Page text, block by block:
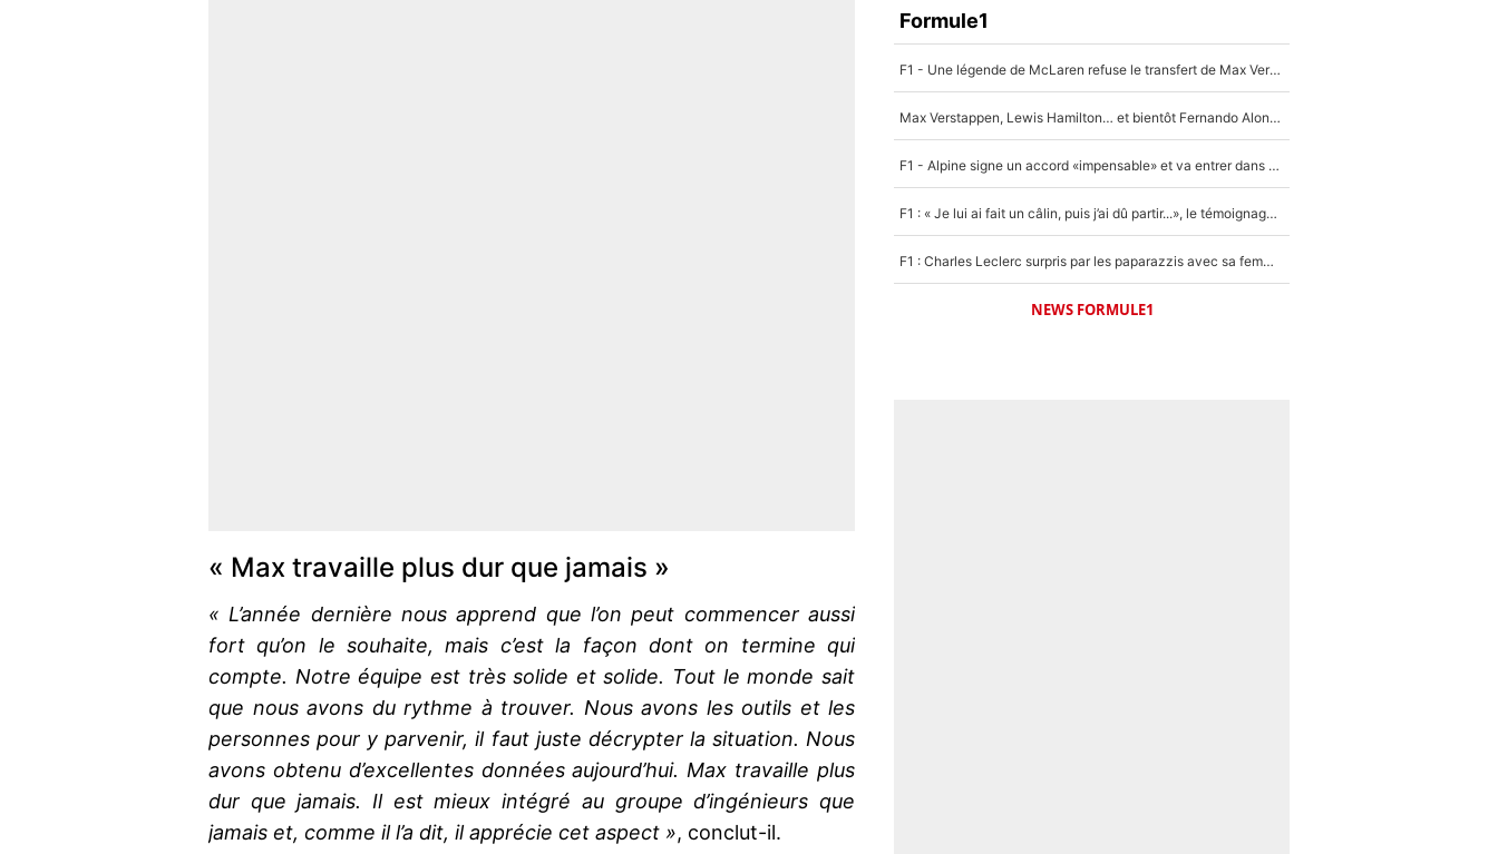
« Max travaille plus dur que jamais »
« L’année dernière nous apprend que l’on peut commencer aussi
fort qu’on le souhaite, mais c’est la façon dont on termine qui
compte. Notre équipe est très solide et solide. Tout le monde sait
que nous avons du rythme à trouver. Nous avons les outils et les
personnes pour y parvenir, il faut juste décrypter la situation. Nous
avons obtenu d’excellentes données aujourd’hui. Max travaille plus
dur que jamais. Il est mieux intégré au groupe d’ingénieurs que
jamais et, comme il l’a dit, il apprécie cet aspect », conclut-il.
Formule1
F1 - Une légende de McLaren refuse le transfert de Max Verstappen qui pourrait «faire des vagues» et plomber l'ambiance dans l'équipe
Max Verstappen, Lewis Hamilton… et bientôt Fernando Alonso ? Le classement des pilotes les mieux payés en Formule 1 risque de changer !
F1 - Alpine signe un accord «impensable» et va entrer dans une nouvelle dimension : Grande nouvelle pour Pierre Gasly !
F1 : « Je lui ai fait un câlin, puis j’ai dû partir...», le témoignage émouvant de Max Verstappen sur sa fille
F1 : Charles Leclerc surpris par les paparazzis avec sa femme, les rumeurs étaient vraies !
NEWS FORMULE1